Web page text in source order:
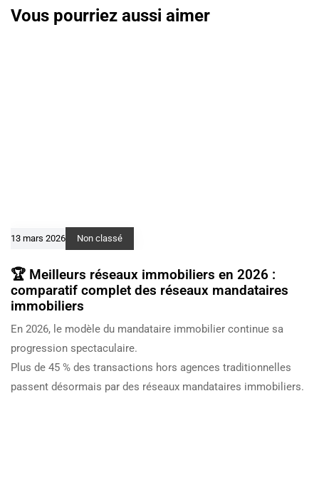
Vous pourriez aussi aimer
13 mars 2026 Non classé
🏆 Meilleurs réseaux immobiliers en 2026 :
comparatif complet des réseaux mandataires
immobiliers
En 2026, le modèle du mandataire immobilier continue sa
progression spectaculaire.
Plus de 45 % des transactions hors agences traditionnelles
passent désormais par des réseaux mandataires immobiliers.